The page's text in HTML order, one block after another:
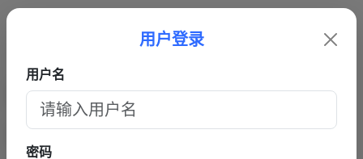
结果绑匪自首联系中国大使馆求饶，坦白欠债炒股欠巨款劫
持蓝战非却没强迫取精没拍裸照全程道歉磕头，与蓝战非自
用户登录
用户名
密码